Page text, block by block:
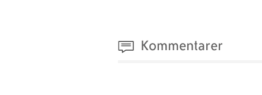
Kommentarer